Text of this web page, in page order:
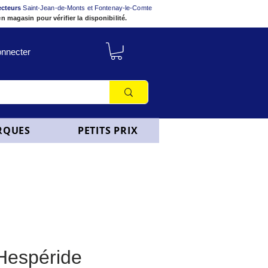
Saint-Jean-de-Monts et Fontenay-le-Comte
magasin pour vérifier la disponibilité.
PETITS PRIX